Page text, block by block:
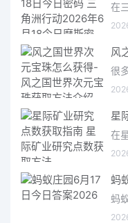
在
很
在
蚂
蚂